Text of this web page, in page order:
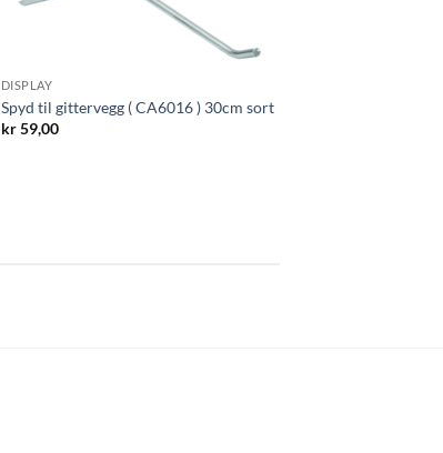
DISPLAY
Spyd til gittervegg ( CA6016 ) 30cm sort
kr59,00